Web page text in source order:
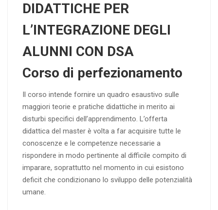
DIDATTICHE PER
L’INTEGRAZIONE DEGLI
ALUNNI CON DSA
Corso di perfezionamento
Il corso intende fornire un quadro esaustivo sulle
maggiori teorie e pratiche didattiche in merito ai
disturbi specifici dell’apprendimento. L’offerta
didattica del master è volta a far acquisire tutte le
conoscenze e le competenze necessarie a
rispondere in modo pertinente al difficile compito di
imparare, soprattutto nel momento in cui esistono
deficit che condizionano lo sviluppo delle potenzialità
umane.